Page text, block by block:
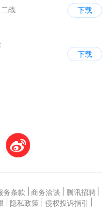
二战
下载
下载
务条款 商务洽谈 腾讯招聘
隐私政策 侵权投诉指引